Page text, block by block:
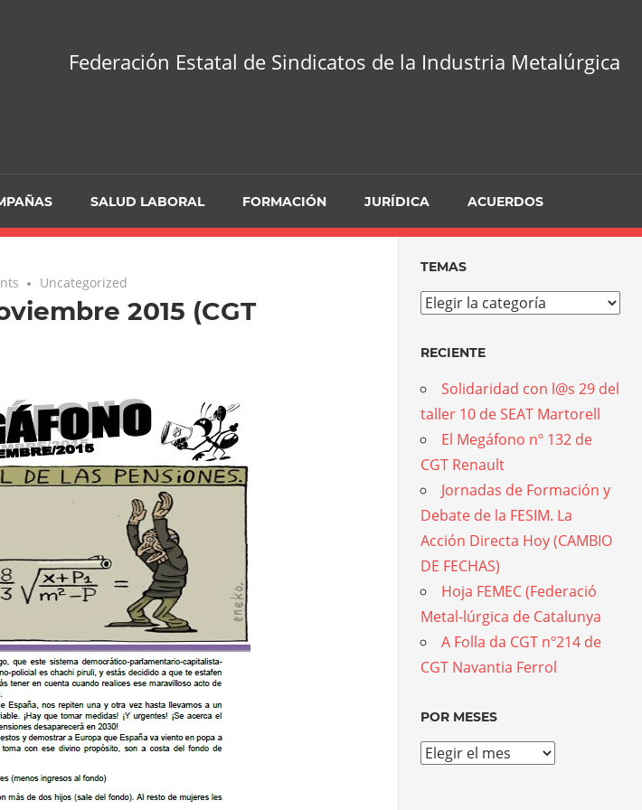
Federación Estatal de Sindicatos de la Industria Metalúrgica
SALUD LABORAL FORMACIÓN JURÍDICA ACUERDOS
Uncategorized
2015 (CGT
TEMAS
Temas
RECIENTE
Solidaridad con l@s 29 del
taller 10 de SEAT Martorell
El Megáfono nº 132 de
CGT Renault
Jornadas de Formación y
Debate de la FESIM. La
Acción Directa Hoy (CAMBIO
DE FECHAS)
Hoja FEMEC (Federació
Metal-lúrgica de Catalunya
A Folla da CGT nº214 de
CGT Navantia Ferrol
POR MESES
Por